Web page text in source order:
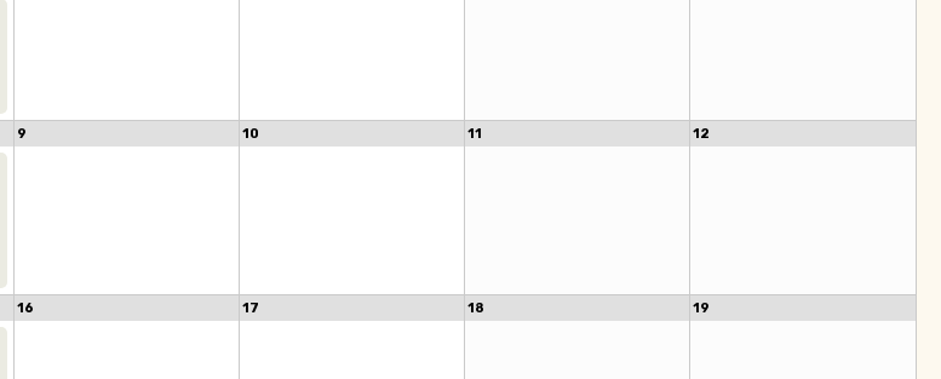
9 10 11 12
16 17 18 19